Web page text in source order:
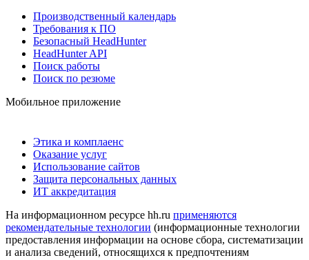
Производственный календарь
Требования к ПО
Безопасный HeadHunter
HeadHunter API
Поиск работы
Поиск по резюме
Мобильное приложение
Этика и комплаенс
Оказание услуг
Использование сайтов
Защита персональных данных
ИТ аккредитация
На информационном ресурсе hh.ru применяются
рекомендательные технологии (информационные технологии
предоставления информации на основе сбора, систематизации
и анализа сведений, относящихся к предпочтениям